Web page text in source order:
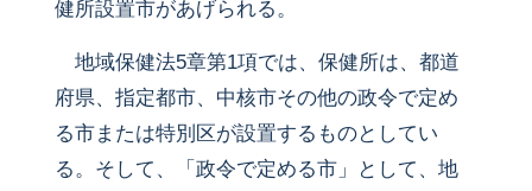
健所設置市があげられる。
地域保健法5章第1項では、保健所は、都道
府県、指定都市、中核市その他の政令で定め
る市または特別区が設置するものとしてい
る。そして、「政令で定める市」として、地